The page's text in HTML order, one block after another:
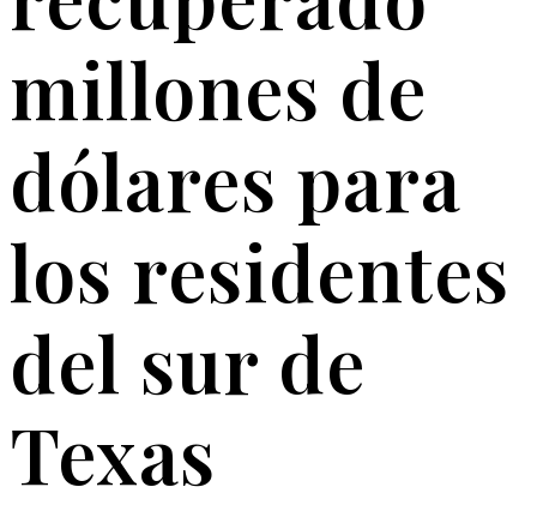
millones de
dólares para
los residentes
del sur de
Texas